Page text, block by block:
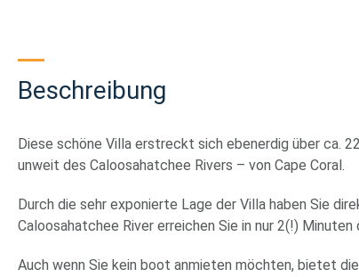
Beschreibung
Diese schöne Villa erstreckt sich ebenerdig über ca.
unweit des Caloosahatchee Rivers – von Cape Coral.
Durch die sehr exponierte Lage der Villa haben Sie
Caloosahatchee River erreichen Sie in nur 2(!)
Auch wenn Sie kein boot anmieten möchten, bietet